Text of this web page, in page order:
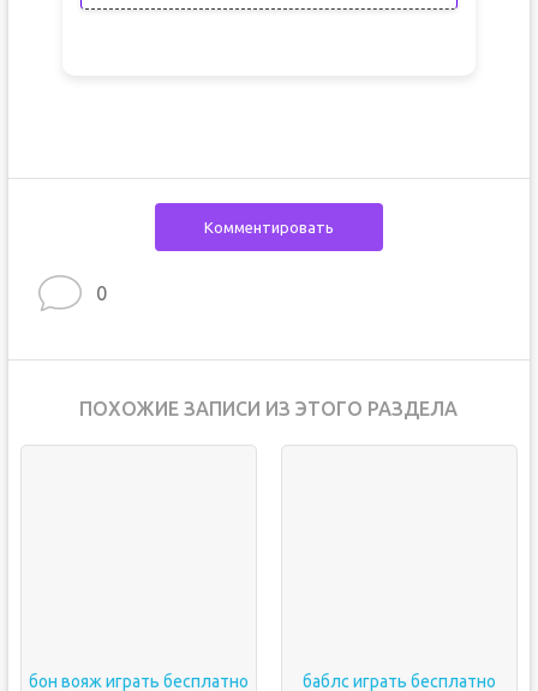
Комментировать
0
ПОХОЖИЕ ЗАПИСИ ИЗ ЭТОГО РАЗДЕЛА
бон вояж играть бесплатно баблс играть бесплатно